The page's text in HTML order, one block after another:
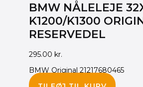
BMW NÅLELEJE
K1200/K1300
RESERVEDEL
295.00 kr.
BMW Original 21217680465